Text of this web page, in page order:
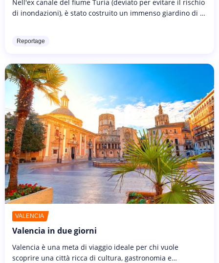
Nell'ex canale del fiume Turia (deviato per evitare il rischio
di inondazioni), è stato costruito un immenso giardino di 9
Reportage
VALENCIA
Valencia in due giorni
Valencia è una meta di viaggio ideale per chi vuole
scoprire una città ricca di cultura, gastronomia e